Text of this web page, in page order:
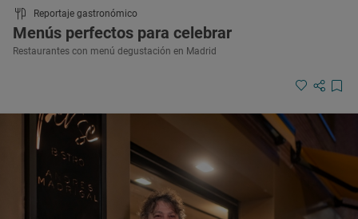
Reportaje gastronómico
Menús perfectos para celebrar
Restaurantes con menú degustación en Madrid